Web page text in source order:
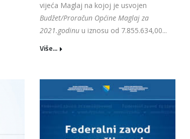
vijeća Maglaj na kojoj je usvojen
Budžet/Proračun Općine Maglaj za
2021.godinu u iznosu od 7.855.634,00...
Više...